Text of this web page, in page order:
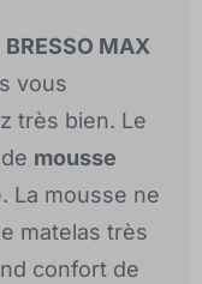
BRESSO MAX
vous
très bien. Le
mousse
La mousse ne
matelas très
confort de